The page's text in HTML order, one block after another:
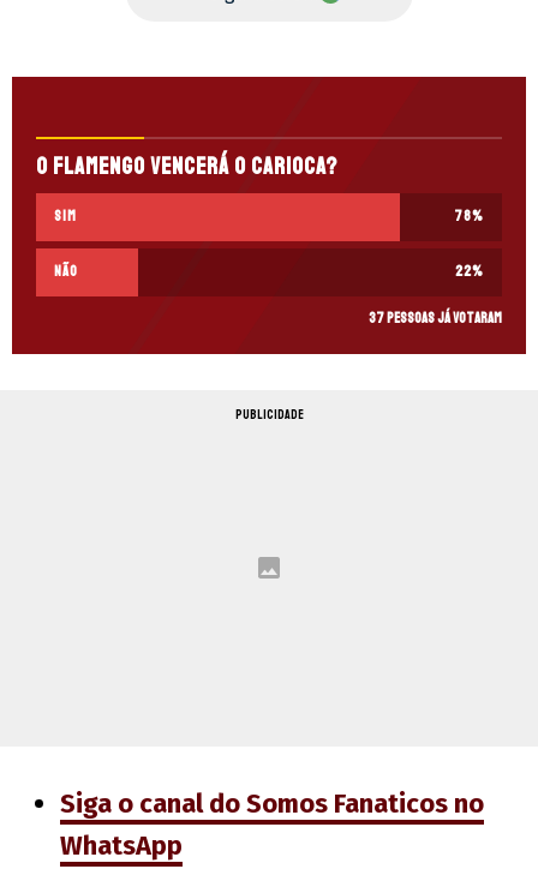
O Flamengo vencerá o Carioca?
Sim 78%
Não 22%
37 pessoas já votaram
PUBLICIDADE
Siga o canal do Somos Fanaticos no
WhatsApp